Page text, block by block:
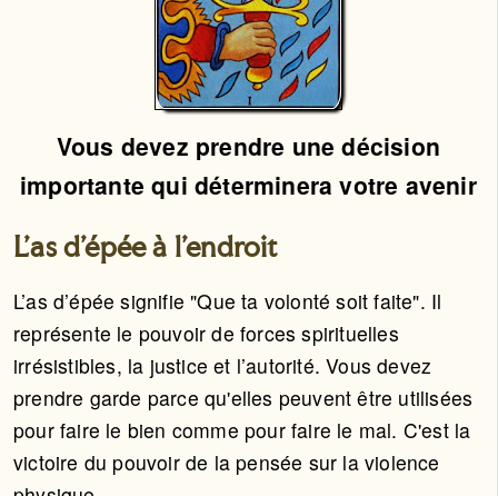
Vous devez prendre une décision
importante qui déterminera votre avenir
L'as d'épée à l'endroit
L’as d’épée signifie "Que ta volonté soit faite". Il
représente le pouvoir de forces spirituelles
irrésistibles, la justice et l’autorité. Vous devez
prendre garde parce qu'elles peuvent être utilisées
pour faire le bien comme pour faire le mal. C'est la
victoire du pouvoir de la pensée sur la violence